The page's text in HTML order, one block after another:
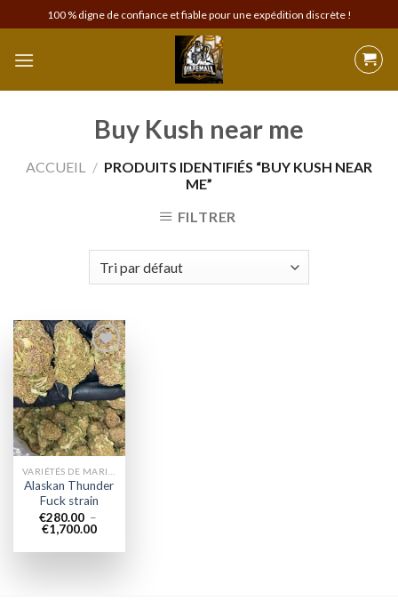
to
content
100 % digne de confiance et fiable pour une expédition discrète !
Buy Kush near me
ACCUEIL / PRODUITS IDENTIFIÉS “BUY KUSH NEAR
ME”
FILTRER
Add to
wishlist
Alaskan Thunder
Fuck strain
€280.00 –
€1,700.00Plage
prix :